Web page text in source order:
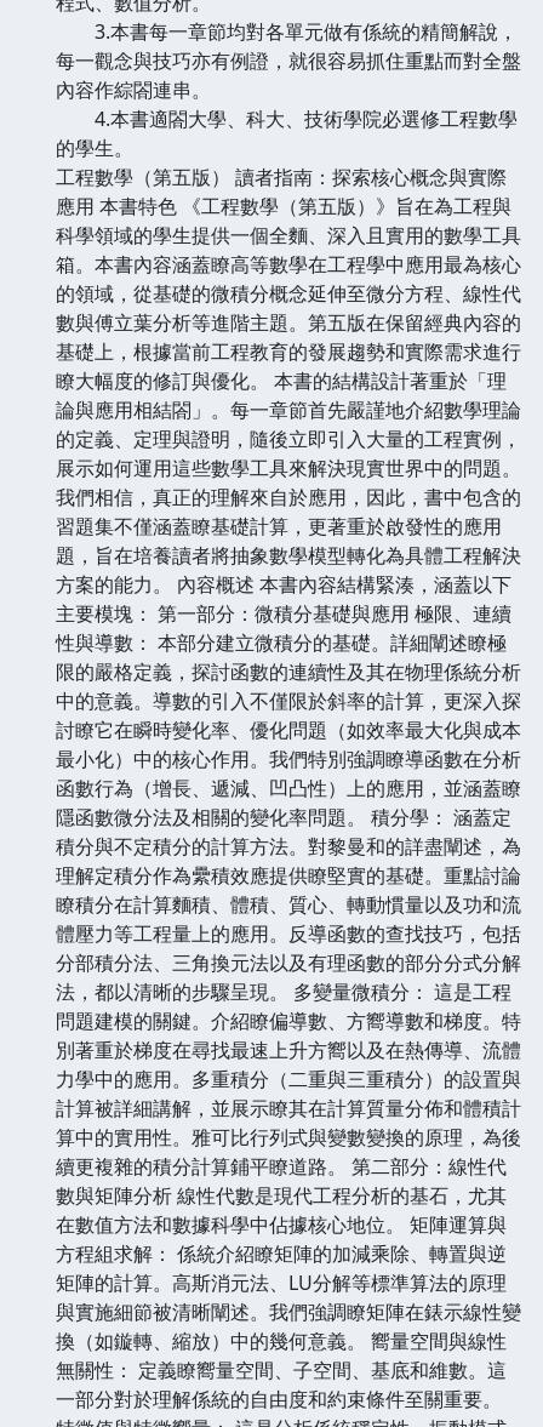
3.本書每一章節均對各單元做有係統的精簡解說，
每一觀念與技巧亦有例證，就很容易抓住重點而對全盤
內容作綜閤連串。
4.本書適閤大學、科大、技術學院必選修工程數學
的學生。
工程數學（第五版） 讀者指南：探索核心概念與實際
應用 本書特色 《工程數學（第五版）》旨在為工程與
科學領域的學生提供一個全麵、深入且實用的數學工具
箱。本書內容涵蓋瞭高等數學在工程學中應用最為核心
的領域，從基礎的微積分概念延伸至微分方程、線性代
數與傅立葉分析等進階主題。第五版在保留經典內容的
基礎上，根據當前工程教育的發展趨勢和實際需求進行
瞭大幅度的修訂與優化。 本書的結構設計著重於「理
論與應用相結閤」。每一章節首先嚴謹地介紹數學理論
的定義、定理與證明，隨後立即引入大量的工程實例，
展示如何運用這些數學工具來解決現實世界中的問題。
我們相信，真正的理解來自於應用，因此，書中包含的
習題集不僅涵蓋瞭基礎計算，更著重於啟發性的應用
題，旨在培養讀者將抽象數學模型轉化為具體工程解決
方案的能力。 內容概述 本書內容結構緊湊，涵蓋以下
主要模塊： 第一部分：微積分基礎與應用 極限、連續
性與導數： 本部分建立微積分的基礎。詳細闡述瞭極
限的嚴格定義，探討函數的連續性及其在物理係統分析
中的意義。導數的引入不僅限於斜率的計算，更深入探
討瞭它在瞬時變化率、優化問題（如效率最大化與成本
最小化）中的核心作用。我們特別強調瞭導函數在分析
函數行為（增長、遞減、凹凸性）上的應用，並涵蓋瞭
隱函數微分法及相關的變化率問題。 積分學： 涵蓋定
積分與不定積分的計算方法。對黎曼和的詳盡闡述，為
理解定積分作為纍積效應提供瞭堅實的基礎。重點討論
瞭積分在計算麵積、體積、質心、轉動慣量以及功和流
體壓力等工程量上的應用。反導函數的查找技巧，包括
分部積分法、三角換元法以及有理函數的部分分式分解
法，都以清晰的步驟呈現。 多變量微積分： 這是工程
問題建模的關鍵。介紹瞭偏導數、方嚮導數和梯度。特
別著重於梯度在尋找最速上升方嚮以及在熱傳導、流體
力學中的應用。多重積分（二重與三重積分）的設置與
計算被詳細講解，並展示瞭其在計算質量分佈和體積計
算中的實用性。雅可比行列式與變數變換的原理，為後
續更複雜的積分計算鋪平瞭道路。 第二部分：線性代
數與矩陣分析 線性代數是現代工程分析的基石，尤其
在數值方法和數據科學中佔據核心地位。 矩陣運算與
方程組求解： 係統介紹瞭矩陣的加減乘除、轉置與逆
矩陣的計算。高斯消元法、LU分解等標準算法的原理
與實施細節被清晰闡述。我們強調瞭矩陣在錶示線性變
換（如鏇轉、縮放）中的幾何意義。 嚮量空間與線性
無關性： 定義瞭嚮量空間、子空間、基底和維數。這
一部分對於理解係統的自由度和約束條件至關重要。